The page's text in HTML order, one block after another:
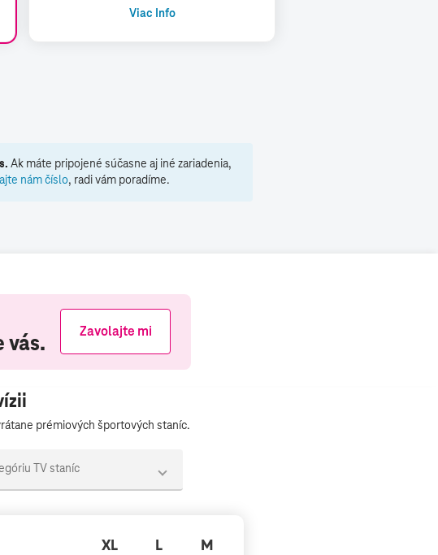
Viac Info
Ak máte pripojené súčasne aj iné zariadenia,
nám číslo, radi vám poradíme.
vás.
Zavolajte mi
prémiových športových staníc.
TV staníc
XL L M